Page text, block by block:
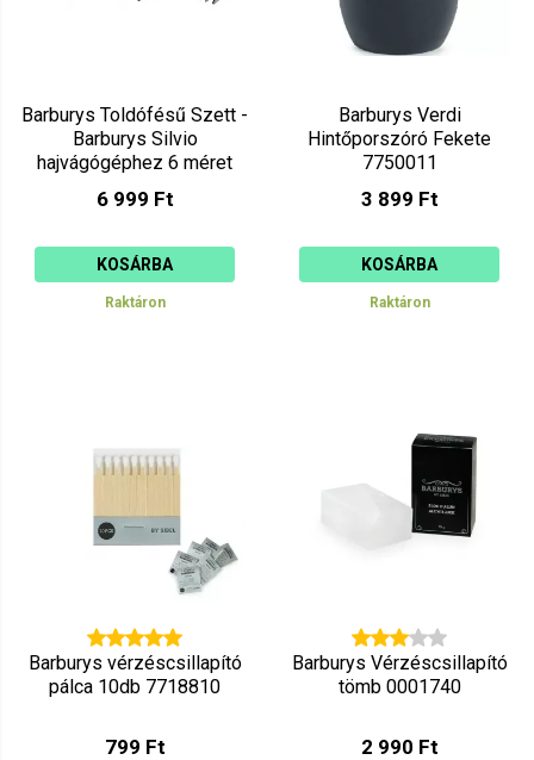
Barburys Toldófésű Szett -
Barburys Silvio
hajvágógéphez 6 méret
781001001
6 999 Ft
KOSÁRBA
Raktáron
Barburys Verdi
Hintőporszóró Fekete
7750011
3 899 Ft
KOSÁRBA
Raktáron
Barburys vérzéscsillapító
pálca 10db 7718810
799 Ft
Barburys Vérzéscsillapító
tömb 0001740
2 990 Ft